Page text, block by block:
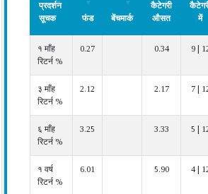
प्रदर्शन
सूचक
फंड बेंचमार्क
कैटेगरी
औसत
में
सूचक
औसत
रैंक
१ माँह
रिटर्न %
0.27 0.34 9 |
३ माँह
रिटर्न %
2.12 2.17 7 |
६ माँह
रिटर्न %
3.25 3.33 5 |
१ वर्ष
रिटर्न %
6.01 5.90 4 |